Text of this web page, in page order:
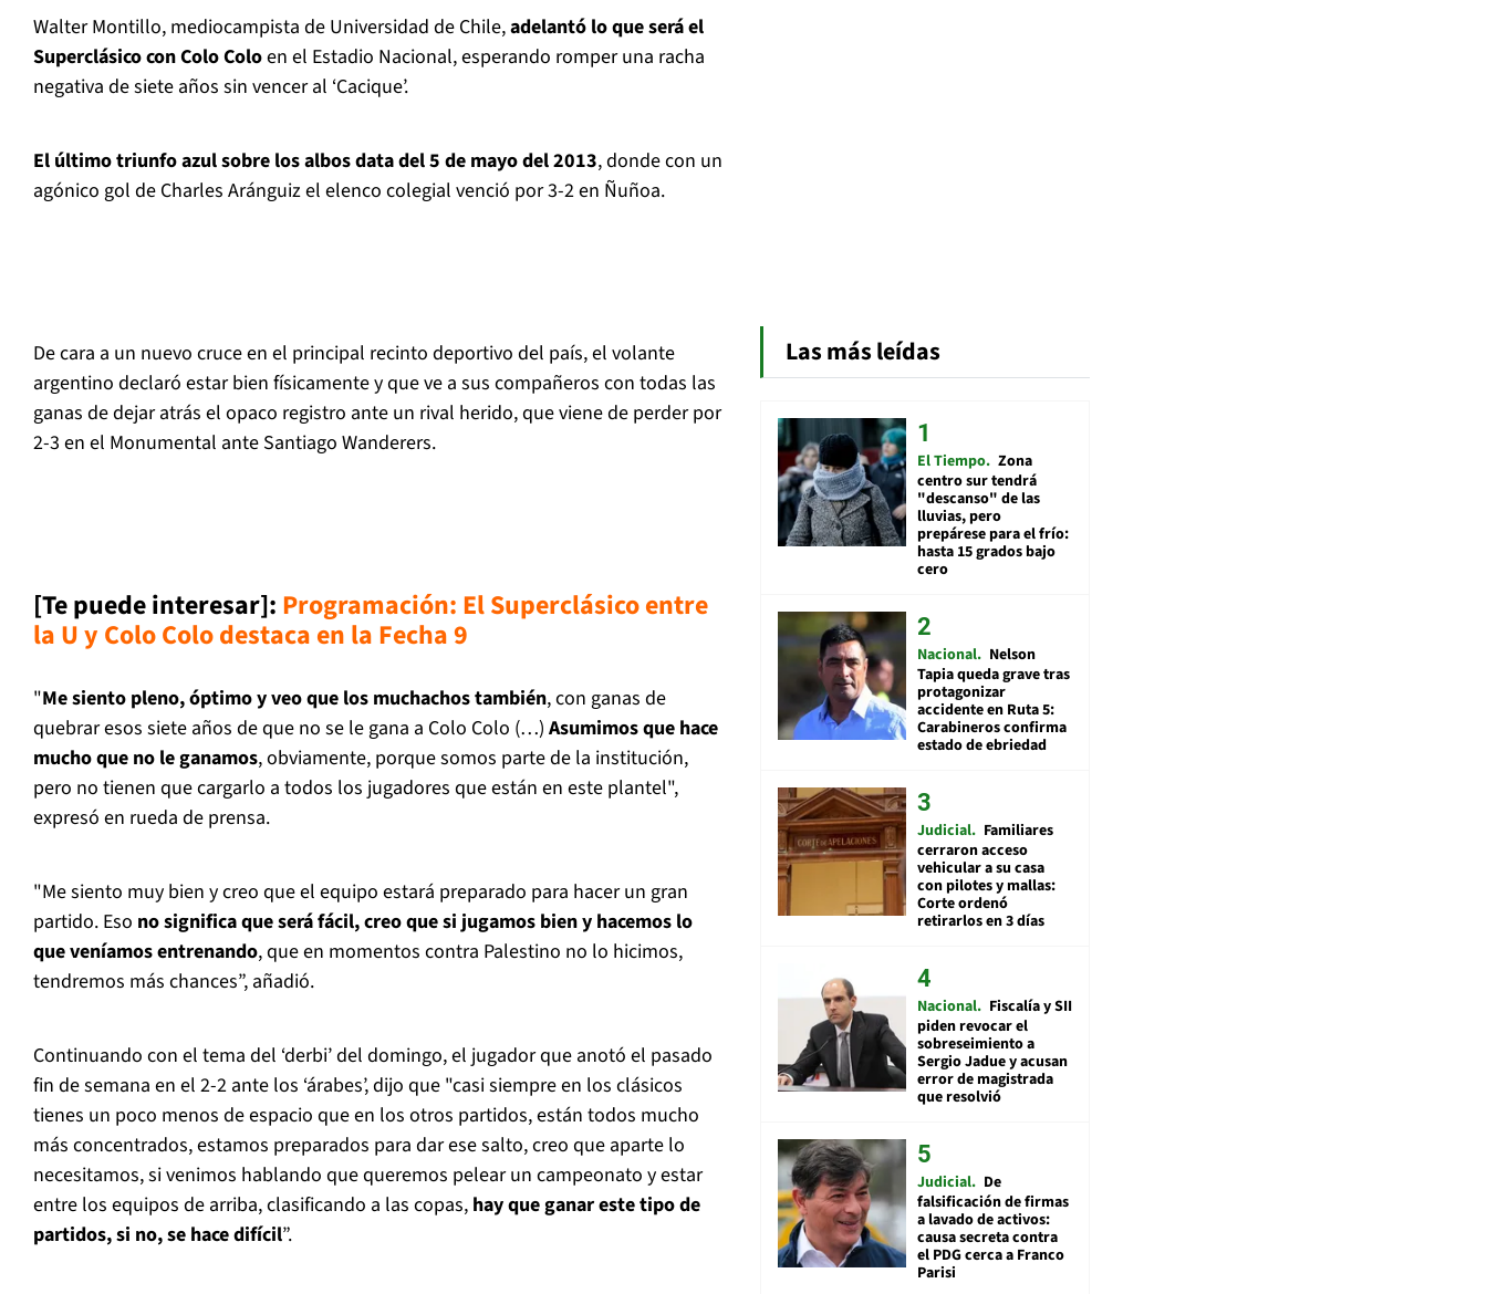
Walter Montillo, mediocampista de Universidad de Chile,adelantó lo que será el
Superclásico con Colo Coloen el Estadio Nacional, esperando romper una racha
negativa de siete años sin vencer al ‘Cacique’.
El último triunfo azul sobre los albos data del 5 de mayo del 2013, donde con un
agónico gol de Charles Aránguiz el elenco colegial venció por 3-2 en Ñuñoa.
De cara a un nuevo cruce en el principal recinto deportivo del país, el volante
argentino declaró estar bien físicamente y que ve a sus compañeros con todas las
ganas de dejar atrás el opaco registro ante un rival herido, que viene de perder por
2-3 en el Monumental ante Santiago Wanderers.
[Te puede interesar]: Programación: El Superclásico entre
la U y Colo Colo destaca en la Fecha 9
"Me siento pleno, óptimo y veo que los muchachos también, con ganas de
quebrar esos siete años de que no se le gana a Colo Colo (…) Asumimos que hace
mucho que no le ganamos, obviamente, porque somos parte de la institución,
pero no tienen que cargarlo a todos los jugadores que están en este plantel",
expresó en rueda de prensa.
"Me siento muy bien y creo que el equipo estará preparado para hacer un gran
partido. Eso no significa que será fácil, creo que si jugamos bien y hacemos lo
que veníamos entrenando, que en momentos contra Palestino no lo hicimos,
tendremos más chances”, añadió.
Continuando con el tema del ‘derbi’ del domingo, el jugador que anotó el pasado
fin de semana en el 2-2 ante los ‘árabes’, dijo que "casi siempre en los clásicos
tienes un poco menos de espacio que en los otros partidos, están todos mucho
más concentrados, estamos preparados para dar ese salto, creo que aparte lo
necesitamos, si venimos hablando que queremos pelear un campeonato y estar
entre los equipos de arriba, clasificando a las copas, hay que ganar este tipo de
partidos, si no, se hace difícil”.
Las más leídas
El Tiempo Zona
centro sur tendrá
"descanso" de las
lluvias, pero
prepárese para el frío:
hasta 15 grados bajo
cero
Nacional Nelson
Tapia queda grave tras
protagonizar
accidente en Ruta 5:
Carabineros confirma
estado de ebriedad
Judicial Familiares
cerraron acceso
vehicular a su casa
con pilotes y mallas:
Corte ordenó
retirarlos en 3 días
Nacional Fiscalía y SII
piden revocar el
sobreseimiento a
Sergio Jadue y acusan
error de magistrada
que resolvió
Judicial De
falsificación de firmas
a lavado de activos:
causa secreta contra
el PDG cerca a Franco
Parisi